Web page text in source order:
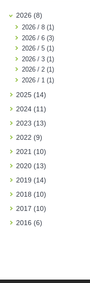
2026 (8)
2026 / 8 (1)
2026 / 6 (3)
2026 / 5 (1)
2026 / 3 (1)
2026 / 2 (1)
2026 / 1 (1)
2025 (14)
2024 (11)
2023 (13)
2022 (9)
2021 (10)
2020 (13)
2019 (14)
2018 (10)
2017 (10)
2016 (6)